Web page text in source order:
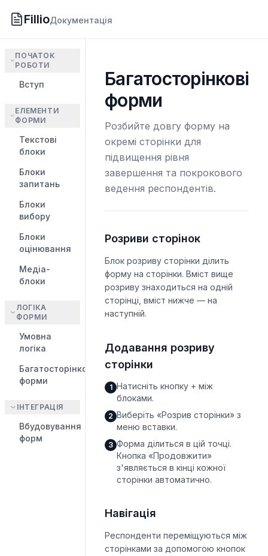
FillioДокументація
ПОЧАТОК
РОБОТИ
Вступ
ЕЛЕМЕНТИ
ФОРМИ
Текстові
блоки
Блоки
запитань
Блоки
вибору
Блоки
оцінювання
Медіа-
блоки
ЛОГІКА
ФОРМИ
Умовна
логіка
Багатосторінкові
форми
ІНТЕГРАЦІЯ
Вбудовування
форм
Багатосторінкові
форми
Розбийте довгу форму на
окремі сторінки для
підвищення рівня
завершення та покрокового
ведення респондентів.
Розриви сторінок
Блок розриву сторінки ділить
форму на сторінки. Вміст вище
розриву знаходиться на одній
сторінці, вміст нижче — на
наступній.
Додавання розриву
сторінки
1 Натисніть кнопку + між
блоками.
2 Виберіть «Розрив сторінки» з
меню вставки.
3 Форма ділиться в цій точці.
Кнопка «Продовжити»
з'являється в кінці кожної
сторінки автоматично.
Навігація
Респонденти переміщуються між
сторінками за допомогою кнопок